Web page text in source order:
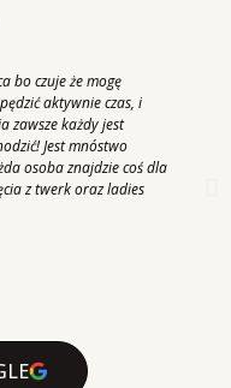
bo czuje że mogę
aktywnie czas, i
zawsze każdy jest
Jest mnóstwo
osoba znajdzie coś dla
z twerk oraz ladies